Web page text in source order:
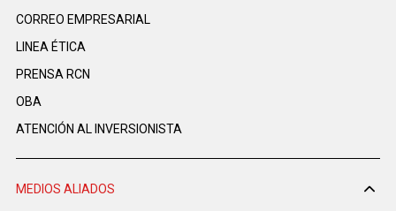
CORREO EMPRESARIAL
LINEA ÉTICA
PRENSA RCN
OBA
ATENCIÓN AL INVERSIONISTA
MEDIOS ALIADOS